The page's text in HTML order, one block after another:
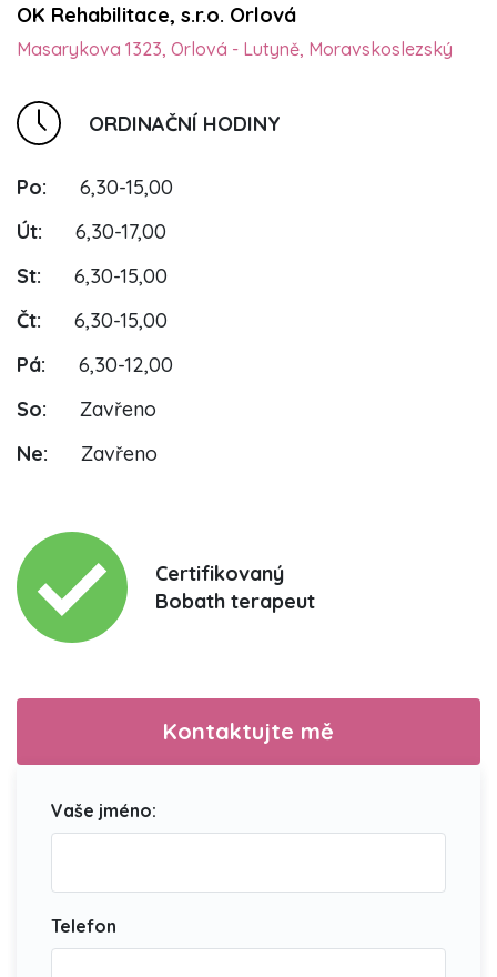
OK Rehabilitace, s.r.o. Orlová
Masarykova 1323, Orlová - Lutyně, Moravskoslezský
ORDINAČNÍ HODINY
Po:
6,30-15,00
Út:
6,30-17,00
St:
6,30-15,00
Čt:
6,30-15,00
Pá:
6,30-12,00
So:
Zavřeno
Ne:
Zavřeno
Certifikovaný
Bobath terapeut
Kontaktujte mě
Vaše jméno:
Telefon